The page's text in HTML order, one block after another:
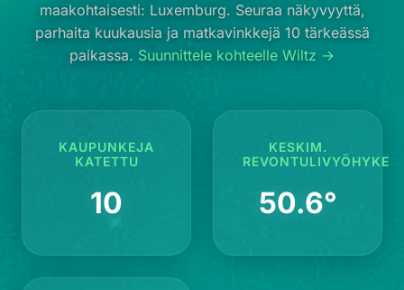
maakohtaisesti: Luxemburg. Seuraa näkyvyyttä,
parhaita kuukausia ja matkavinkkejä 10 tärkeässä
paikassa. Suunnittele kohteelle Wiltz →
KAUPUNKEJA
KATETTU
10
KESKIM.
REVONTULIVYÖHYKE
50.6°